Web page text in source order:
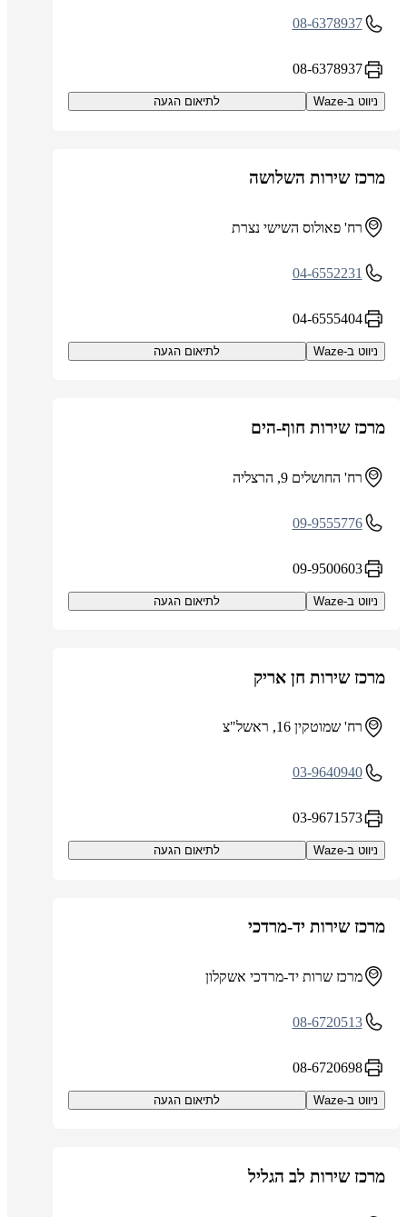
08-6378937
08-6378937
ניווט ב-Waze לתיאום הגעה
מרכז שירות השלושה
רח' פאולוס השישי נצרת
04-6552231
04-6555404
ניווט ב-Waze לתיאום הגעה
מרכז שירות חוף-הים
רח' החושלים 9, הרצליה
09-9555776
09-9500603
ניווט ב-Waze לתיאום הגעה
מרכז שירות חן אריק
רח' שמוטקין 16, ראשל"צ
03-9640940
03-9671573
ניווט ב-Waze לתיאום הגעה
מרכז שירות יד-מרדכי
מרכז שרות יד-מרדכי אשקלון
08-6720513
08-6720698
ניווט ב-Waze לתיאום הגעה
מרכז שירות לב הגליל